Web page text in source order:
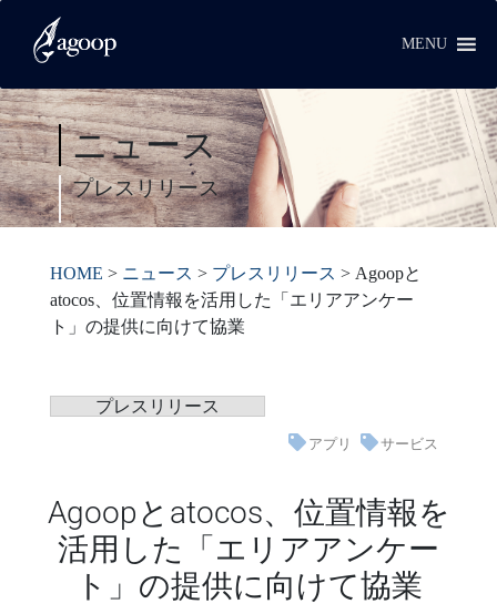
MENU
ニュース
プレスリリース
HOME > ニュース > プレスリリース > Agoopと
atocos、位置情報を活用した「エリアアンケー
ト」の提供に向けて協業
プレスリリース
アプリ サービス
Agoopとatocos、位置情報を
活用した「エリアアンケー
ト」の提供に向けて協業